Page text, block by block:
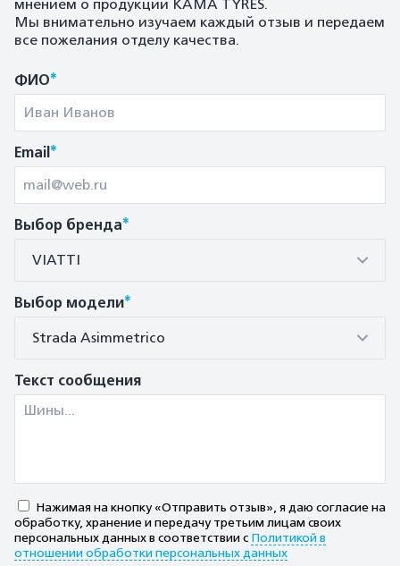
мнением о продукции KAMA TYRES.
Мы внимательно изучаем каждый отзыв и передаем
все пожелания отделу качества.
ФИО*
Email*
Выбор бренда*
VIATTI
Выбор модели*
Strada Asimmetrico
Текст сообщения
Нажимая на кнопку «Отправить отзыв», я даю согласие на
обработку, хранение и передачу третьим лицам своих
персональных данных в соответствии с Политикой в
отношении обработки персональных данных